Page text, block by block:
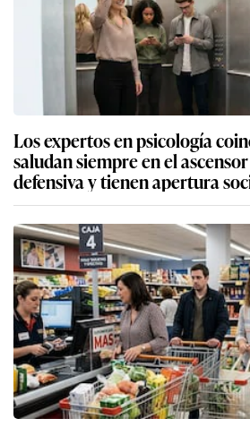
Los expertos en psicología
saludan siempre en el
defensiva y tienen apertura